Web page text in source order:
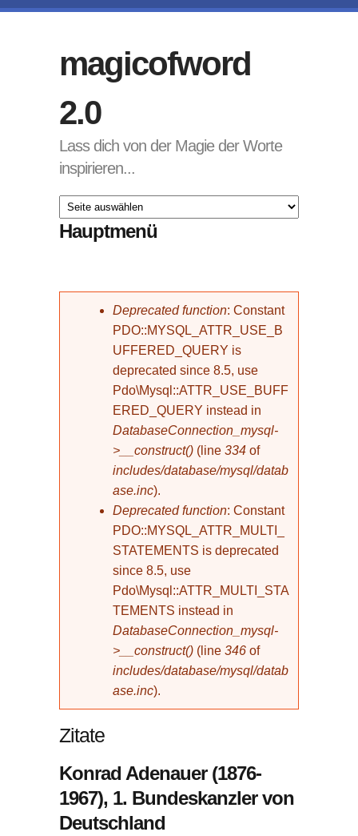
magicofword
2.0
Lass dich von der Magie der Worte
inspirieren...
Hauptmenü
Fehlermeldung
Deprecated function: Constant
PDO::MYSQL_ATTR_USE_B
UFFERED_QUERY is
deprecated since 8.5, use
Pdo\Mysql::ATTR_USE_BUFF
ERED_QUERY instead in
DatabaseConnection_mysql-
>__construct() (line 334 of
includes/database/mysql/datab
ase.inc).
Deprecated function: Constant
PDO::MYSQL_ATTR_MULTI_
STATEMENTS is deprecated
since 8.5, use
Pdo\Mysql::ATTR_MULTI_STA
TEMENTS instead in
DatabaseConnection_mysql-
>__construct() (line 346 of
includes/database/mysql/datab
ase.inc).
Zitate
Konrad Adenauer (1876-
1967), 1. Bundeskanzler von
Deutschland